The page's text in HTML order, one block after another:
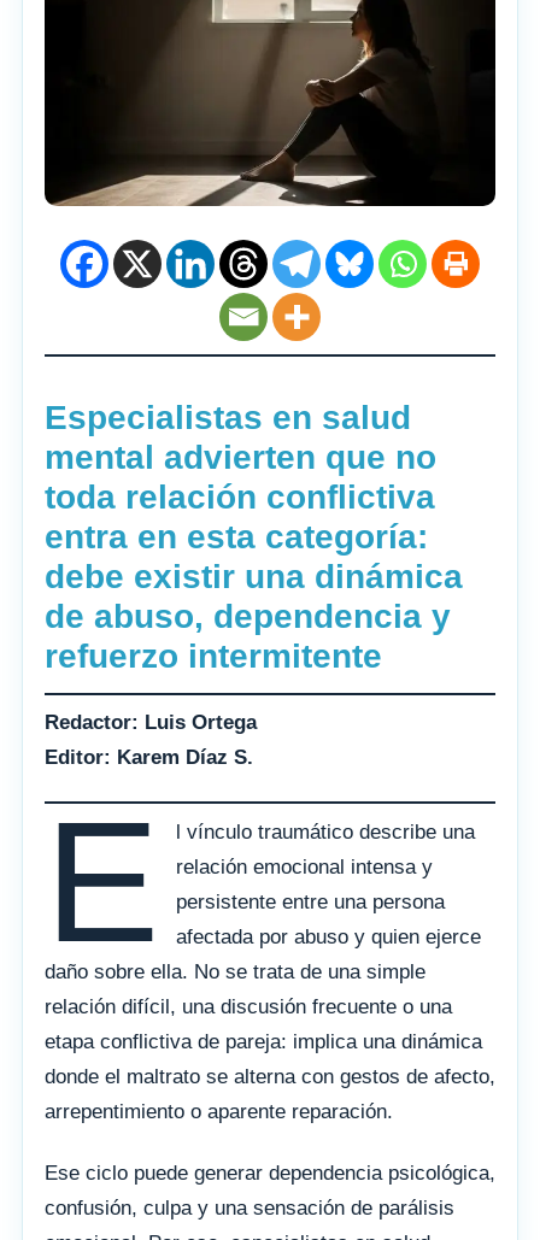
Especialistas en salud
mental advierten que no
toda relación conflictiva
entra en esta categoría:
debe existir una dinámica
de abuso, dependencia y
refuerzo intermitente
Redactor: Luis Ortega
Editor: Karem Díaz S.
E
l vínculo traumático describe una
relación emocional intensa y
persistente entre una persona
afectada por abuso y quien ejerce
daño sobre ella. No se trata de una simple
relación difícil, una discusión frecuente o una
etapa conflictiva de pareja: implica una dinámica
donde el maltrato se alterna con gestos de afecto,
arrepentimiento o aparente reparación.
Ese ciclo puede generar dependencia psicológica,
confusión, culpa y una sensación de parálisis